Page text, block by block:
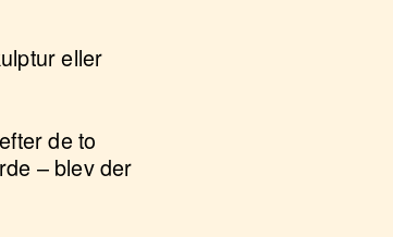
eller
de to
– blev der